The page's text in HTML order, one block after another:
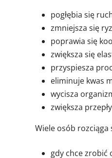
pogłębia się
zmniejsza się
poprawia się
zwiększa się
przyspiesza
eliminuje kwas
wycisza
zwiększa
Wiele osób rozciąga
gdy chce zrobić